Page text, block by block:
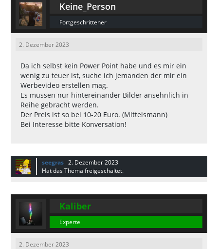
Keine_Person
Fortgeschrittener
2. Dezember 2023
Da ich selbst kein Power Point habe und es mir ein
wenig zu teuer ist, suche ich jemanden der mir ein
Werbevideo erstellen mag.
Es müssen nur hintereinander Bilder ansehnlich in
Reihe gebracht werden.
Der Preis ist so bei 10-20 Euro. (Mittelsmann)
Bei Interesse bitte Konversation!
seegras 2. Dezember 2023
Hat das Thema freigeschaltet.
Kaliber
Experte
2. Dezember 2023